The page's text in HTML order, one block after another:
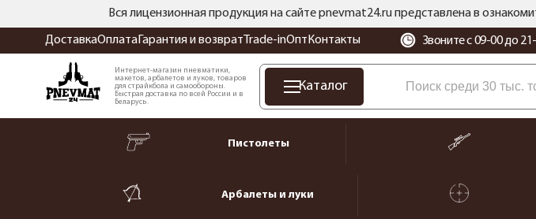
Вся лицензионная продукция на сайте pnevmat24.ru представлена в
ДоставкаОплата Гарантия и возврат Trade-inОпт Контакты Звоните с 09-00 до
Интернет-магазин пневматики,
макетов, арбалетов и луков, товаров
для страйкбола и самообороны.
Быстрая доставка по всей России и в
Беларусь.
Каталог
Пистолеты
Арбалеты и луки